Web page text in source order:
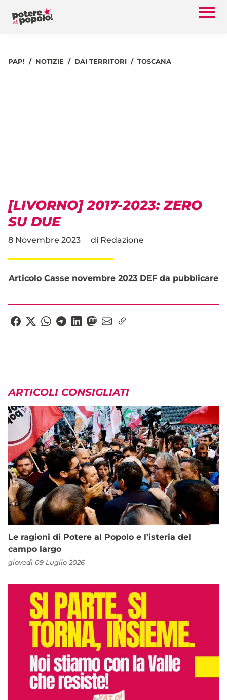
PAP! NOTIZIE DAI TERRITORI TOSCANA
[LIVORNO] 2017-2023: ZERO
SU DUE
8 Novembre 2023 di Redazione
Articolo Casse novembre 2023 DEF da pubblicare
ARTICOLI CONSIGLIATI
Le ragioni di Potere al Popolo e l’isteria del
campo largo
giovedì 09 Luglio 2026